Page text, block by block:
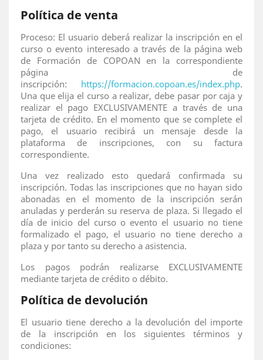
Política de venta
Proceso: El usuario deberá realizar la inscripción en el
curso o evento interesado a través de la página web
de Formación de COPOAN en la correspondiente
página de
inscripción: https://formacion.copoan.es/index.php.
Una que elija el curso a realizar, debe pasar por caja y
realizar el pago EXCLUSIVAMENTE a través de una
tarjeta de crédito. En el momento que se complete el
pago, el usuario recibirá un mensaje desde la
plataforma de inscripciones, con su factura
correspondiente.
Una vez realizado esto quedará confirmada su
inscripción. Todas las inscripciones que no hayan sido
abonadas en el momento de la inscripción serán
anuladas y perderán su reserva de plaza. Si llegado el
día de inicio del curso o evento el usuario no tiene
formalizado el pago, el usuario no tiene derecho a
plaza y por tanto su derecho a asistencia.
Los pagos podrán realizarse EXCLUSIVAMENTE
mediante tarjeta de crédito o débito.
Política de devolución
El usuario tiene derecho a la devolución del importe
de la inscripción en los siguientes términos y
condiciones: